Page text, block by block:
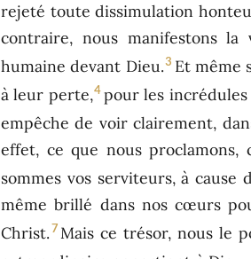
rejeté toute dissimulation
contraire, nous manifestons la
humaine devant Dieu.3 Et même
à leur perte,4pour les
empêche de voir clairement,
effet, ce que nous proclamons,
sommes vos serviteurs, à cause
même brillé dans nos cœurs
Christ.7 Mais ce trésor, nous le